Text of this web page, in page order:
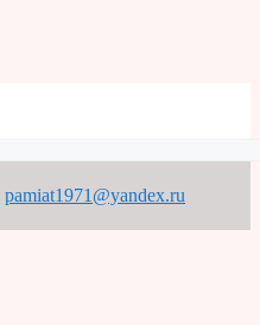
pamiat1971@yandex.ru